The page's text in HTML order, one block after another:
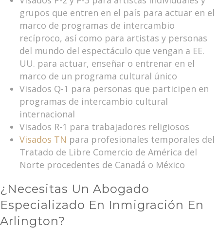
grupos que entren en el país para actuar en el
marco de programas de intercambio
recíproco, así como para artistas y personas
del mundo del espectáculo que vengan a EE.
UU. para actuar, enseñar o entrenar en el
marco de un programa cultural único
Visados Q-1 para personas que participen en
programas de intercambio cultural
internacional
Visados R-1 para trabajadores religiosos
Visados TN para profesionales temporales del
Tratado de Libre Comercio de América del
Norte procedentes de Canadá o México
¿Necesitas Un Abogado
Especializado En Inmigración En
Arlington?